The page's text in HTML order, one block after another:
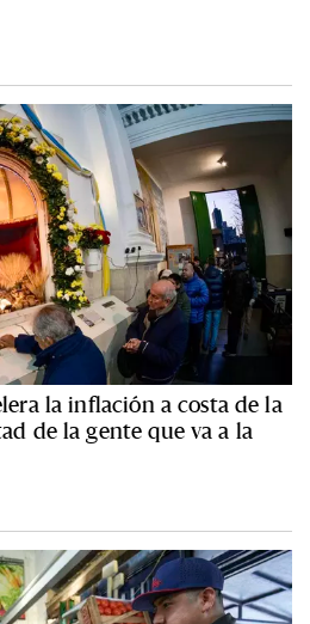
la inflación a costa de la
de la gente que va a la